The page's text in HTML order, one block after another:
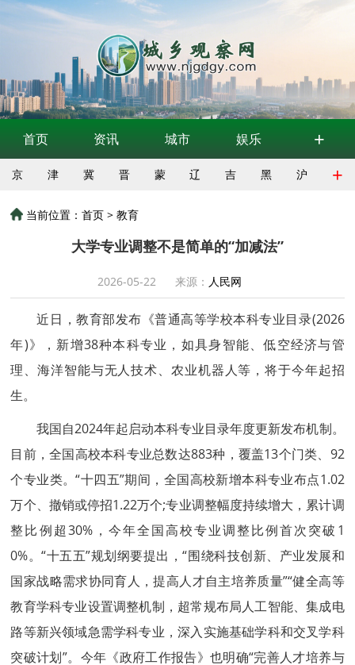
首页 资讯 城市 娱乐 +
京 津 冀 晋 蒙 辽 吉 黑 沪 +
当前位置：首页 >教育
大学专业调整不是简单的“加减法”
2026-05-22 来源： 人民网
近日，教育部发布《普通高等学校本科专业目录(2026
年)》，新增38种本科专业，如具身智能、低空经济与管
理、海洋智能与无人技术、农业机器人等，将于今年起招
生。
我国自2024年起启动本科专业目录年度更新发布机制。
目前，全国高校本科专业总数达883种，覆盖13个门类、92
个专业类。“十四五”期间，全国高校新增本科专业布点1.02
万个、撤销或停招1.22万个;专业调整幅度持续增大，累计调
整比例超30%，今年全国高校专业调整比例首次突破1
0%。“十五五”规划纲要提出，“围绕科技创新、产业发展和
国家战略需求协同育人，提高人才自主培养质量”“健全高等
教育学科专业设置调整机制，超常规布局人工智能、集成电
路等新兴领域急需学科专业，深入实施基础学科和交叉学科
突破计划”。今年《政府工作报告》也明确“完善人才培养与